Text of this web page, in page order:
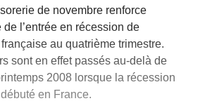
de novembre renforce
de l’entrée en récession de
française au quatrième trimestre.
sont en effet passés au-delà de
2008 lorsque la récession
en France.